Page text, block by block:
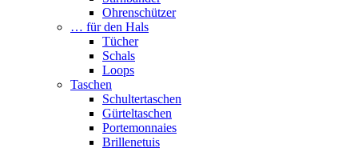
Ohrenschützer
… für den Hals
Tücher
Schals
Loops
Taschen
Schultertaschen
Gürteltaschen
Portemonnaies
Brillenetuis